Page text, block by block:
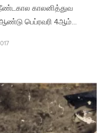
காலனித்துவ
ஆண்டு பெப்ரவரி 4ஆம்…